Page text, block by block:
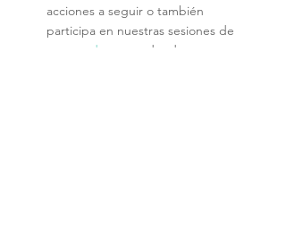
acciones a seguir o también
participa en nuestras sesiones de
grupos de apoyo
donde